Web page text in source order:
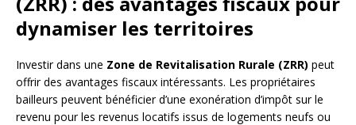
dynamiser les territoires
Investir dans une Zone de Revitalisation Rurale (ZRR) peut
offrir des avantages fiscaux intéressants. Les propriétaires
bailleurs peuvent bénéficier d’une exonération d’impôt sur le
revenu pour les revenus locatifs issus de logements neufs ou